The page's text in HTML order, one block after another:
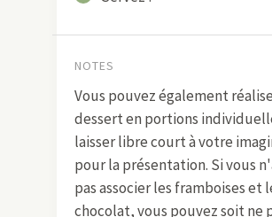
NOTES
Vous pouvez également
dessert en portions
laisser libre court à votre
pour la présentation. Si vous
pas associer les framboises et
chocolat, vous pouvez soit ne